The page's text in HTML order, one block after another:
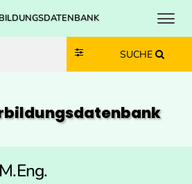
Zum Inhalt springen
Zum Navmenü springen
Zur Suche springen
Zur Footer springen
SUCHE